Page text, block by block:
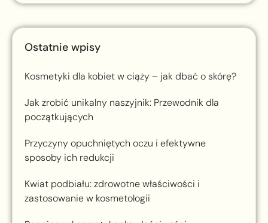
Ostatnie wpisy
Kosmetyki dla kobiet w ciąży – jak dbać o skórę?
Jak zrobić unikalny naszyjnik: Przewodnik dla
początkujących
Przyczyny opuchniętych oczu i efektywne
sposoby ich redukcji
Kwiat podbiału: zdrowotne właściwości i
zastosowanie w kosmetologii